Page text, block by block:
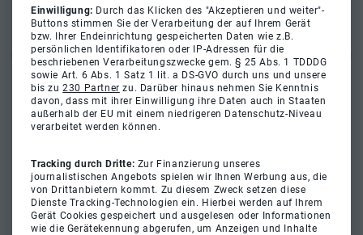
Einwilligung: Durch das Klicken des "Akzeptieren und weiter"-
Buttons stimmen Sie der Verarbeitung der auf Ihrem Gerät
bzw. Ihrer Endeinrichtung gespeicherten Daten wie z.B.
persönlichen Identifikatoren oder IP-Adressen für die
beschriebenen Verarbeitungszwecke gem. § 25 Abs. 1 TDDDG
sowie Art. 6 Abs. 1 Satz 1 lit. a DS-GVO durch uns und unsere
bis zu230 Partner zu. Darüber hinaus nehmen Sie Kenntnis
davon, dass mit ihrer Einwilligung ihre Daten auch in Staaten
außerhalb der EU mit einem niedrigeren Datenschutz-Niveau
verarbeitet werden können.
Tracking durch Dritte: Zur Finanzierung unseres
journalistischen Angebots spielen wir Ihnen Werbung aus, die
von Drittanbietern kommt. Zu diesem Zweck setzen diese
Dienste Tracking-Technologien ein. Hierbei werden auf Ihrem
Gerät Cookies gespeichert und ausgelesen oder Informationen
wie die Gerätekennung abgerufen, um Anzeigen und Inhalte